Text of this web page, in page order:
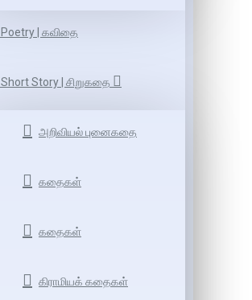
Poetry | கவிதை
Short Story | சிறுகதை
அறிவியல் புனைகதை
கதைகள்
கதைகள்
கிராமியக் கதைகள்